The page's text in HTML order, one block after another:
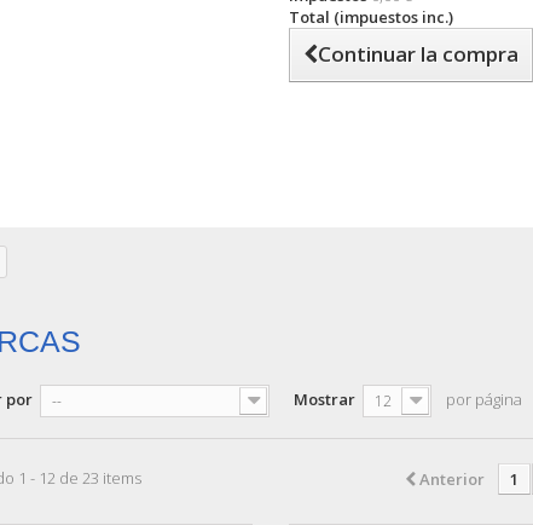
Total (impuestos inc.)
Continuar la compra
por -- Mostrar 12 por página
Anterior 1
1 - 12 de 23 items